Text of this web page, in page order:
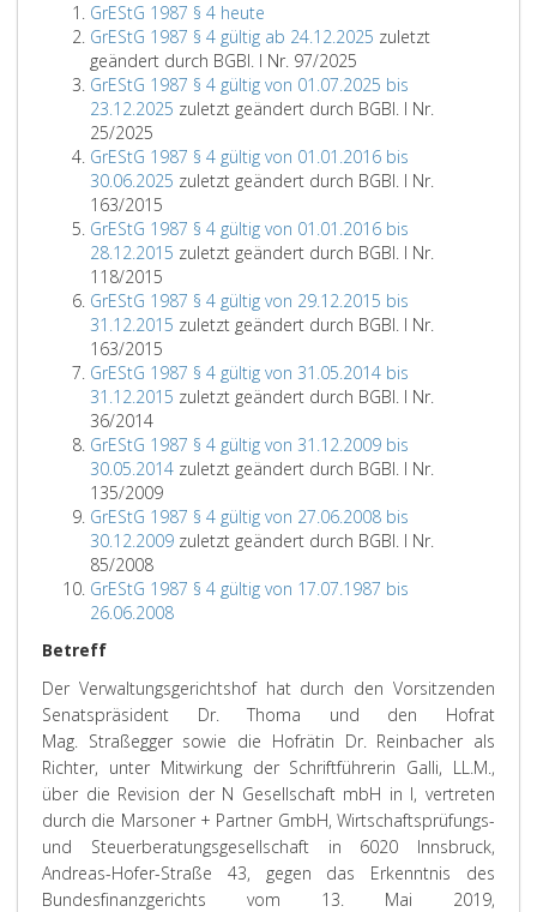
GrEStG 1987 § 4 heute
GrEStG 1987 § 4 gültig ab 24.12.2025 zuletzt
geändert durch BGBl. I Nr. 97/2025
GrEStG 1987 § 4 gültig von 01.07.2025 bis
23.12.2025 zuletzt geändert durch BGBl. I Nr.
25/2025
GrEStG 1987 § 4 gültig von 01.01.2016 bis
30.06.2025 zuletzt geändert durch BGBl. I Nr.
163/2015
GrEStG 1987 § 4 gültig von 01.01.2016 bis
28.12.2015 zuletzt geändert durch BGBl. I Nr.
118/2015
GrEStG 1987 § 4 gültig von 29.12.2015 bis
31.12.2015 zuletzt geändert durch BGBl. I Nr.
163/2015
GrEStG 1987 § 4 gültig von 31.05.2014 bis
31.12.2015 zuletzt geändert durch BGBl. I Nr.
36/2014
GrEStG 1987 § 4 gültig von 31.12.2009 bis
30.05.2014 zuletzt geändert durch BGBl. I Nr.
135/2009
GrEStG 1987 § 4 gültig von 27.06.2008 bis
30.12.2009 zuletzt geändert durch BGBl. I Nr.
85/2008
GrEStG 1987 § 4 gültig von 17.07.1987 bis
26.06.2008
Betreff
Der Verwaltungsgerichtshof hat durch den Vorsitzenden
Senatspräsident Dr. Thoma und den Hofrat
Mag. Straßegger sowie die Hofrätin Dr. Reinbacher als
Richter, unter Mitwirkung der Schriftführerin Galli, LL.M.,
über die Revision der N Gesellschaft mbH in I, vertreten
durch die Marsoner + Partner GmbH, Wirtschaftsprüfungs-
und Steuerberatungsgesellschaft in 6020 Innsbruck,
Andreas-Hofer-Straße 43, gegen das Erkenntnis des
Bundesfinanzgerichts vom 13. Mai 2019,